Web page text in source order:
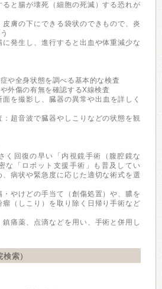
ると腸が壊死（細胞の死滅）する恐れが
皮膚の下にできる袋状のできもので、炎
に発生し、進行すると出血や体重減少な
や全身状態を調べる基本的な検査
外傷の有無を確認するX線検査
面を撮影し、臓器の異常や出血を詳しく
：超音波で臓器やしこりなどの状態を観
く回復の早い「内視鏡手術（腹腔鏡な
な「ロボット支援手術」も普及してい
病状や緊急度に応じた適切な術式を選
・やけどの手当て（創傷処置）や、膿を
（しこり）を取り除く日帰り手術など
鎮痛薬、点滴などを用い、手術と併用し
索）